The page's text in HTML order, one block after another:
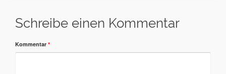
Schreibe einen Kommentar
Kommentar *